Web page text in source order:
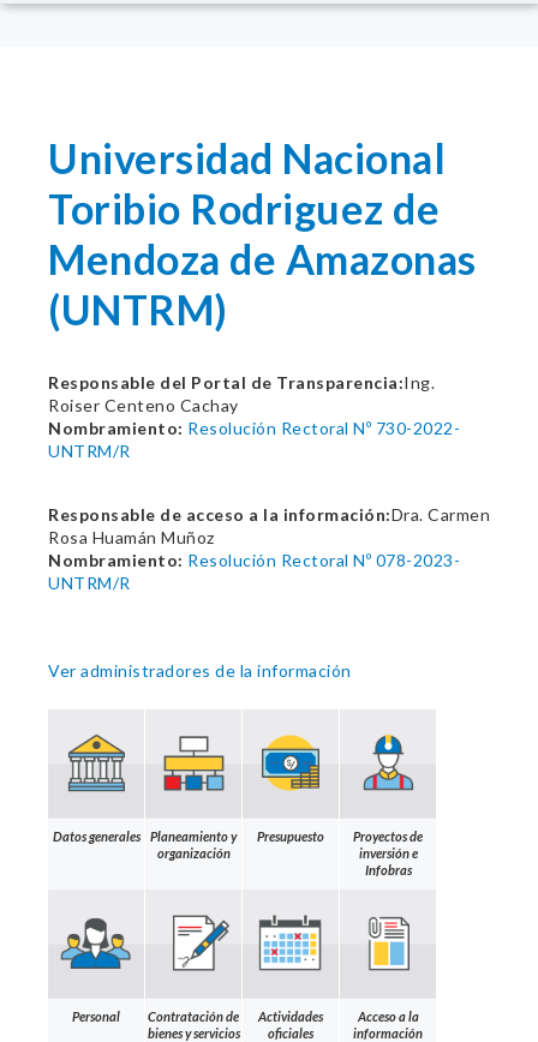
Universidad Nacional
Toribio Rodriguez de
Mendoza de Amazonas
(UNTRM)
Responsable del Portal de Transparencia:Ing.
Roiser Centeno Cachay
Nombramiento: Resolución Rectoral Nº 730-2022-
UNTRM/R
Responsable de acceso a la información:Dra. Carmen
Rosa Huamán Muñoz
Nombramiento: Resolución Rectoral Nº 078-2023-
UNTRM/R
Ver administradores de la información
Datos generales
Planeamiento y
organización
Presupuesto
Proyectos de
inversión e
Infobras
Personal
Contratación de
bienes y servicios
Actividades
oficiales
Acceso a la
información